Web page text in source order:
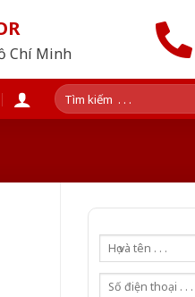
Chí Minh
Tìm
kiếm: